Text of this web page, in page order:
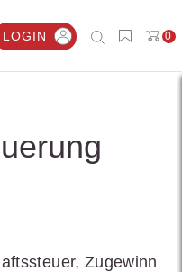
LOGIN 0
Zugewinn